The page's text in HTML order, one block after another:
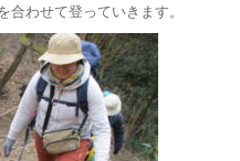
わせて登っていきます。